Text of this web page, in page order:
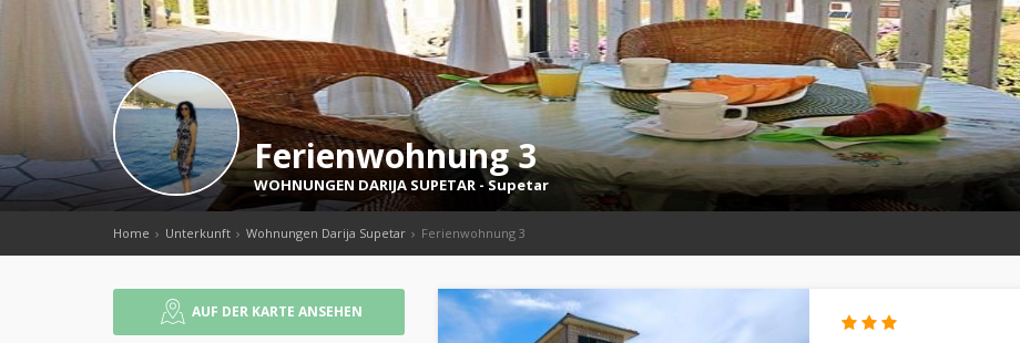
Ferienwohnung 3
WOHNUNGEN DARIJA SUPETAR -Supetar
Home Unterkunft Wohnungen Darija Supetar Ferienwohnung 3
AUF DER KARTE ANSEHEN